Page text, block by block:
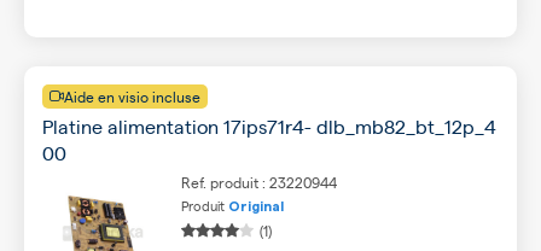
Aide en visio incluse
Platine alimentation 17ips71r4- dlb_mb82_bt_12p_4
00
Ref. produit : 23220944
Produit Original
(1)